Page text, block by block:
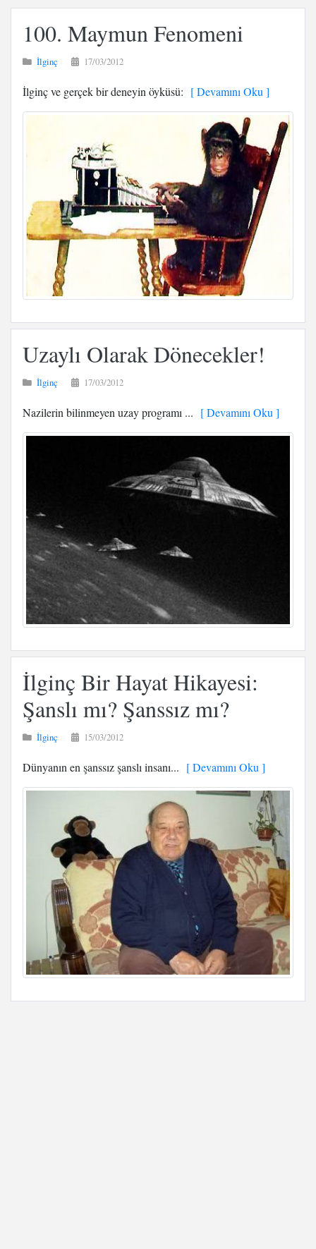
100. Maymun Fenomeni
İlginç 17/03/2012
İlginç ve gerçek bir deneyin öyküsü: [ Devamını Oku ]
Uzaylı Olarak Dönecekler!
İlginç 17/03/2012
Nazilerin bilinmeyen uzay programı ... [ Devamını Oku ]
İlginç Bir Hayat Hikayesi:
Şanslı mı? Şanssız mı?
İlginç 15/03/2012
Dünyanın en şanssız şanslı insanı... [ Devamını Oku ]